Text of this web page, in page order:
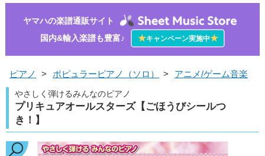
ヤマハの楽譜通販サイト
国内&輸入楽譜も豊富♪
★キャンペーン実施中★
ピアノ > ポピュラーピアノ（ソロ） > アニメ/ゲーム音楽
やさしく弾けるみんなのピアノ
プリキュアオールスターズ【ごほうびシールつ
き！】